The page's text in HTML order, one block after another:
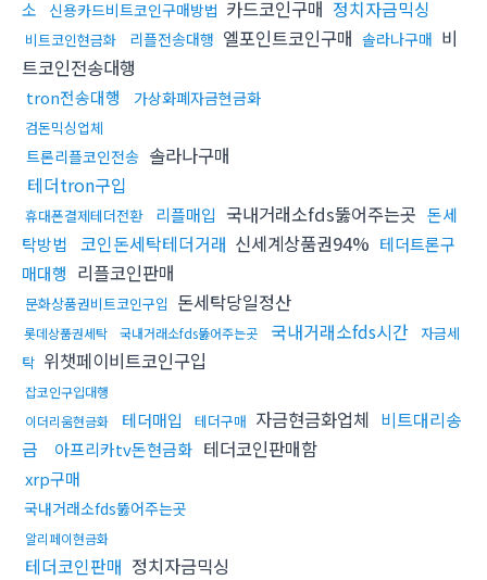
소
신용카드비트코인구매방법 카드코인구매 정치자금믹싱
비트코인현금화 리플전송대행 엘포인트코인구매 솔라나구매 비
트코인전송대행
tron전송대행 가상화폐자금현금화
검돈믹싱업체
트론리플코인전송 솔라나구매
테더tron구입
휴대폰결제테더전환 리플매입 국내거래소fds뚫어주는곳 돈세
탁방법
코인돈세탁테더거래 신세계상품권94% 테더트론구
매대행 리플코인판매
문화상품권비트코인구입 돈세탁당일정산
롯데상품권세탁 국내거래소fds뚫어주는곳 국내거래소fds시간
자금세
탁 위챗페이비트코인구입
잡코인구입대행
이더리움현금화
테더매입 테더구매 자금현금화업체 비트대리송
금
아프리카tv돈현금화 테더코인판매함
xrp구매
국내거래소fds뚫어주는곳
알리페이현금화
테더코인판매 정치자금믹싱